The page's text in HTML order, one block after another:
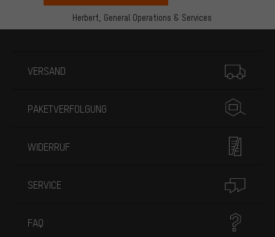
Herbert, General Operations & Services
VERSAND
PAKETVERFOLGUNG
WIDERRUF
SERVICE
FAQ